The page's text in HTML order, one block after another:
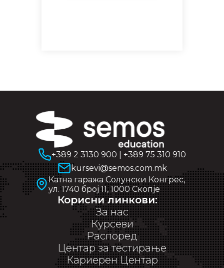
+389 2 3130 900
+389 75 310 910
kursevi@semos.com.mk
Катна гаража Солунски Конгрес,
ул. 1740 број 11, 1000 Скопје
Корисни линкови:
За нас
Курсеви
Распоред
Центар за тестирање
Кариерен Центар